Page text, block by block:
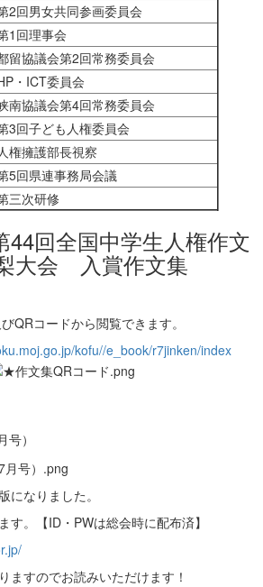
2回男女共同参画委員会
1回理事会
留協議会第2回常務委員会
・ICT委員会
南協議会第4回常務委員会
3回子ども人権委員会
権擁護部長視察
5回県連事務局会議
三次研修
回全国中学生人権作文
大会 入賞作文集
QRコードから閲覧できます。
kofu//e_book/r7jinken/index
）
なりました。
。【ID・PWは総会時に配布済】
ますのでお読みいただけます！